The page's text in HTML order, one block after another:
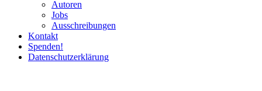
Autoren
Jobs
Ausschrei­bungen
Kontakt
Spenden!
Daten­schutz­er­klärung